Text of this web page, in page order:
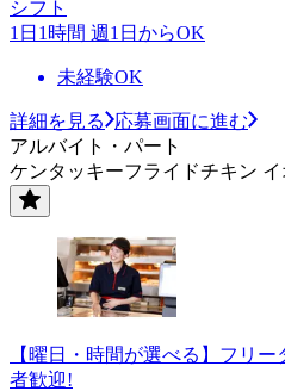
シフト
1日1時間 週1日からOK
未経験OK
詳細を見る
応募画面に進む
アルバイト・パート
ケンタッキーフライドチキン
【曜日・時間が選べる】フリ
者歓迎!